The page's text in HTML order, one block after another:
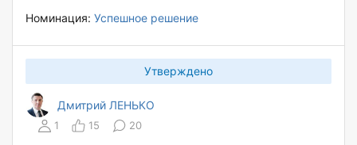
Номинация: Успешное решение
Дмитрий ЛЕНЬКО
Утверждено
1 15 20